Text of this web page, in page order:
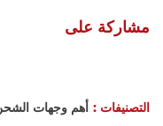
مشاركة على
التصنيفات : أهم وجهات